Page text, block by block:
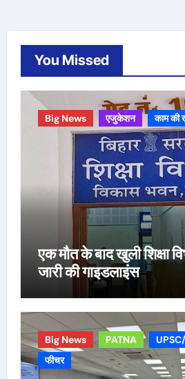
You Missed
Big News एजुकेशन काम की
एक मौत के बाद खुली शिक्षा
जारी की गाइडलाइंस
Big News PATNA
फीचर